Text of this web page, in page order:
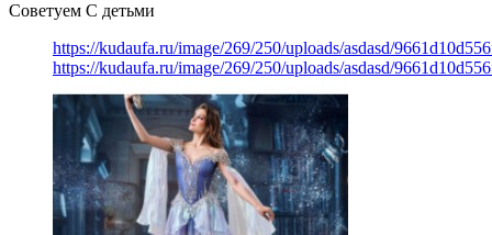
Советуем С детьми
https://kudaufa.ru/image/269/250/uploads/asdasd/
https://kudaufa.ru/image/269/250/uploads/asdasd/